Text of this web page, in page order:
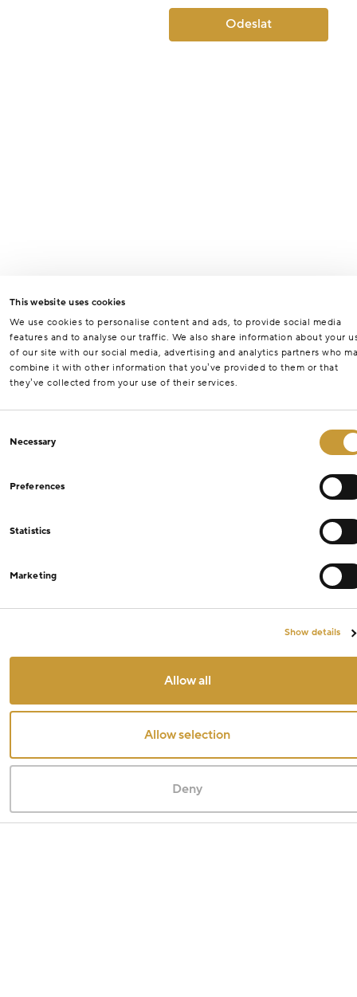
This website uses cookies
We use cookies to personalise content and ads, to provide social media
features and to analyse our traffic. We also share information about your
of our site with our social media, advertising and analytics partners who
combine it with other information that you’ve provided to them or that
they’ve collected from your use of their services.
Selection
Necessary
Preferences
Statistics
Marketing
Show details
Allow all
Allow selection
Deny
Odeslat